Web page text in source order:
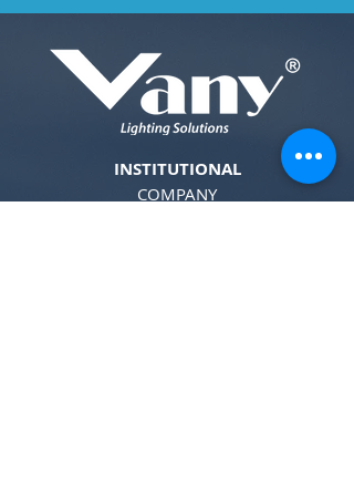
INSTITUTIONAL
COMPANY